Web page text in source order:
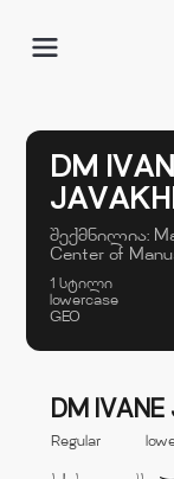
DM
შექმნილია:
Center of
1 სტილი
lowercase
GEO
DM IVANE
Regular